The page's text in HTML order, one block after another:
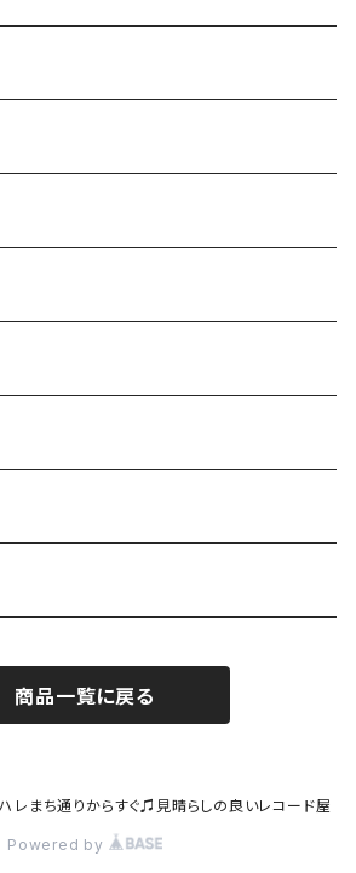
商品一覧に戻る
まち通りからすぐ♫見晴らしの良いレコード屋
Powered by